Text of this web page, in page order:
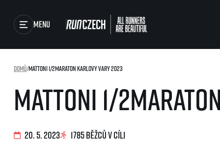
Menu
Závody
Výsledky
Foto & Video
Běžecká liga
O běžecké lize
Mattoni 1/
Domů/Mattoni 1/2Maraton Karlovy Vary 2023
20. 5. 2023 1785 běžců v cíli